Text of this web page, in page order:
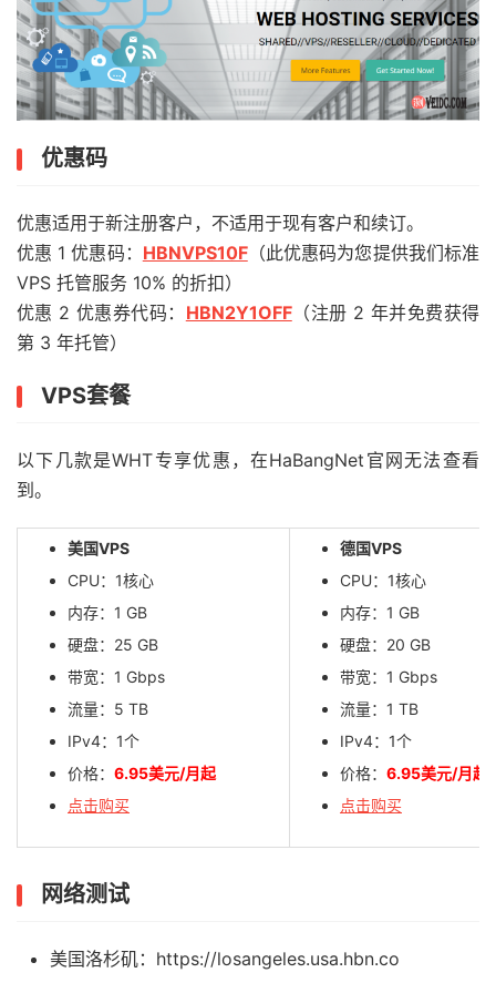
优惠码
优惠适用于新注册客户，不适用于现有客户和续订。
优惠 1 优惠码： HBNVPS10F（此优惠码为您提供我们标准
VPS 托管服务 10% 的折扣）
优惠 2 优惠券代码： HBN2Y1OFF（注册 2 年并免费获得
第 3 年托管）
VPS套餐
以下几款是WHT专享优惠，在HaBangNet官网无法查看
到。
美国VPS
CPU：1核心
内存：1 GB
硬盘：25 GB
带宽：1 Gbps
流量：5 TB
IPv4：1个
价格： 6.95美元/月起
点击购买
德国VPS
CPU：1核心
内存：1 GB
硬盘：20 GB
带宽：1 Gbps
流量：1 TB
IPv4：1个
价格： 6.95美元/月起
点击购买
网络测试
美国洛杉矶：https://losangeles.usa.hbn.co